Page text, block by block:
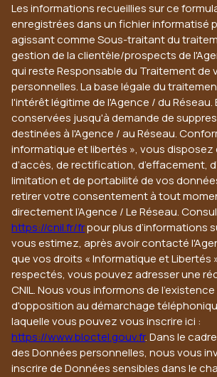
Les informations recueillies sur ce
enregistrées dans un fichier informatisé
agissant comme Sous-traitant du
gestion de la clientèle/prospects de
qui reste Responsable du Traitement de
personnelles. La base légale du
l'intérêt légitime de l'Agence / du Réseau.
conservées jusqu'à demande de
destinées à l'Agence / au Réseau.
informatique et libertés », vous disposez
d’accès, de rectification, d’effacement,
limitation et de portabilité de vos
retirer votre consentement à tout
directement l’Agence / Le Réseau.
https://cnil.fr/frpour plus d’informations
vous estimez, après avoir contacté
que vos droits « Informatique et Libertés
respectés, vous pouvez adresser une
CNIL. Nous vous informons de
d'opposition au démarchage
laquelle vous pouvez vous inscrire ici :
https://www.bloctel.gouv.fr. Dans le
des Données personnelles, nous vous
inscrire de Données sensibles dans le